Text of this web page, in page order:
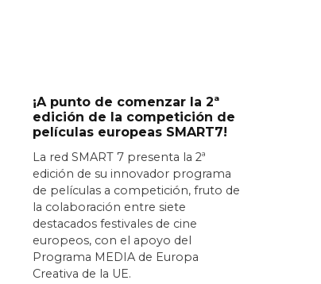
¡A punto de comenzar la 2ª
edición de la competición de
películas europeas SMART7!
La red SMART 7 presenta la 2ª
edición de su innovador programa
de películas a competición, fruto de
la colaboración entre siete
destacados festivales de cine
europeos, con el apoyo del
Programa MEDIA de Europa
Creativa de la UE.